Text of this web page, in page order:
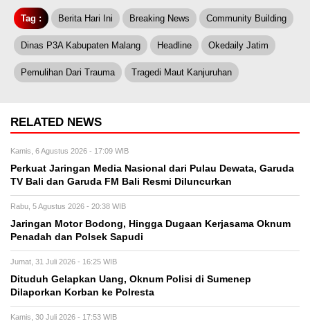
Tag : Berita Hari Ini Breaking News Community Building
Dinas P3A Kabupaten Malang Headline Okedaily Jatim
Pemulihan Dari Trauma Tragedi Maut Kanjuruhan
RELATED NEWS
Kamis, 6 Agustus 2026 - 17:09 WIB
Perkuat Jaringan Media Nasional dari Pulau Dewata, Garuda
TV Bali dan Garuda FM Bali Resmi Diluncurkan
Rabu, 5 Agustus 2026 - 20:38 WIB
Jaringan Motor Bodong, Hingga Dugaan Kerjasama Oknum
Penadah dan Polsek Sapudi
Jumat, 31 Juli 2026 - 16:25 WIB
Dituduh Gelapkan Uang, Oknum Polisi di Sumenep
Dilaporkan Korban ke Polresta
Kamis, 30 Juli 2026 - 17:53 WIB